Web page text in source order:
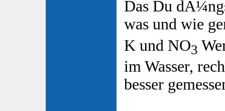
Das Du
was und wie
K und NO3
im Wasser,
besser